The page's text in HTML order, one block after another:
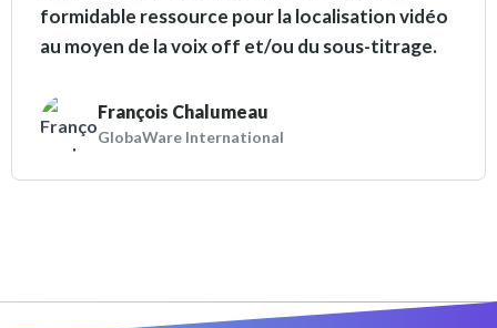
formidable ressource pour la localisation vidéo
au moyen de la voix off et/ou du sous-titrage.
François Chalumeau
GlobaWare International